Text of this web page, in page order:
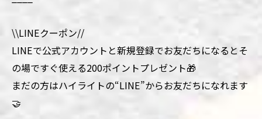
\\LINEクーポン//
LINEで公式アカウントと新規登録でお友だちになるとそ
の場ですぐ使える200ポイントプレゼント🎁
まだの方はハイライトの“LINE”からお友だちになれます
🤝